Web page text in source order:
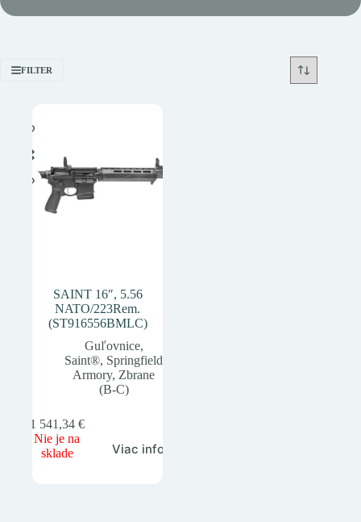
FILTER
SAINT 16″, 5.56
NATO/223Rem.
(ST916556BMLC)
Guľovnice,
Saint®, Springfield
Armory, Zbrane
(B-C)
1 541,34 €
Nie je na
sklade
Viac info